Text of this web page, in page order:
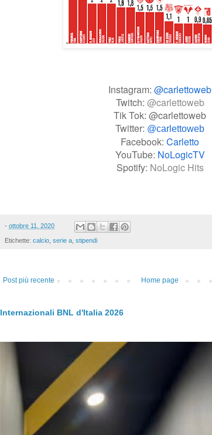
Instagram: @carlettoweb
Twitch: @carlettoweb
Tik Tok: @carlettoweb
Twitter: @carlettoweb
Facebook: Carletto
YouTube: NoLogicTV
Spotify: NoLogic Hits
- ottobre 11, 2020
Etichette: calcio serie a stipendi
Post più recente Home page
Internazionali BNL d'Italia 2026